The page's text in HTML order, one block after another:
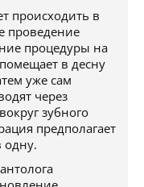
происходить в
проведение
процедуры на
в десну
уже сам
через
зубного
предполагает
одну.